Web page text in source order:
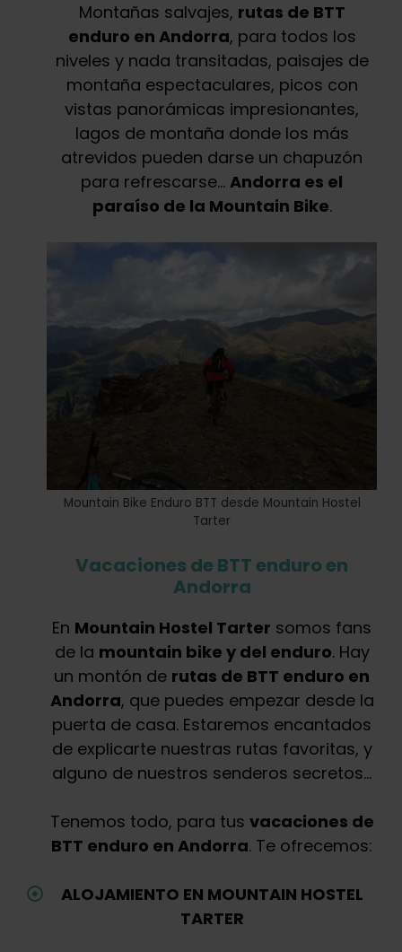
Montañas salvajes, rutas de BTT
enduro en Andorra, para todos los
niveles y nada transitadas, paisajes de
montaña espectaculares, picos con
vistas panorámicas impresionantes,
lagos de montaña donde los más
atrevidos pueden darse un chapuzón
para refrescarse… Andorra es el
paraíso de la Mountain Bike.
Mountain Bike Enduro BTT desde Mountain Hostel
Tarter
Vacaciones de BTT enduro en
Andorra
En Mountain Hostel Tarter somos fans
de la mountain bike y del enduro. Hay
un montón de rutas de BTT enduro en
Andorra, que puedes empezar desde la
puerta de casa. Estaremos encantados
de explicarte nuestras rutas favoritas, y
alguno de nuestros senderos secretos…
Tenemos todo, para tus vacaciones de
BTT enduro en Andorra. Te ofrecemos:
ALOJAMIENTO EN MOUNTAIN HOSTEL
TARTER